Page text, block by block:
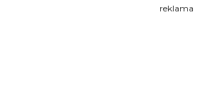
reklama
na Publiku